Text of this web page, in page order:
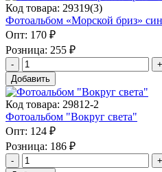
Код товара: 29319(3)
Фотоальбом «Морской бриз»
Опт: 170 ₽
Розница: 255 ₽
Добавить
Код товара: 29812-2
Фотоальбом "Вокруг света"
Опт: 124 ₽
Розница: 186 ₽